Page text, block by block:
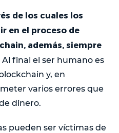
de los cuales los
en el proceso de
además, siempre
Al final el ser humano es
y, en
varios errores que
dinero.
pueden ser víctimas de